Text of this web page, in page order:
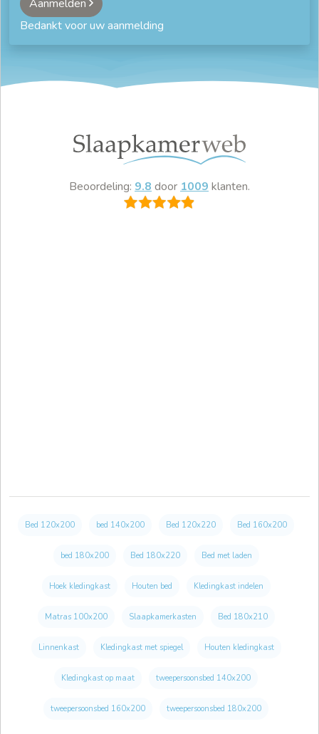
Aanmelden
Bedankt voor uw aanmelding
Beoordeling: 9.8 door 1009 klanten.
Bed 120x200 bed 140x200 Bed 120x220 Bed 160x200
bed 180x200 Bed 180x220 Bed met laden
Hoek kledingkast Houten bed Kledingkast indelen
Matras 100x200 Slaapkamerkasten Bed 180x210
Linnenkast Kledingkast met spiegel Houten kledingkast
Kledingkast op maat tweepersoonsbed 140x200
tweepersoonsbed 160x200 tweepersoonsbed 180x200